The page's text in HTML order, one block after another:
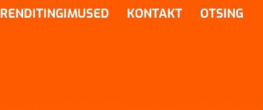
RENDITINGIMUSED KONTAKT OTSING